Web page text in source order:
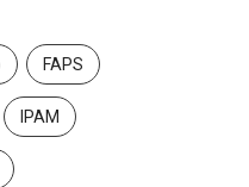
FAPS
IPAM